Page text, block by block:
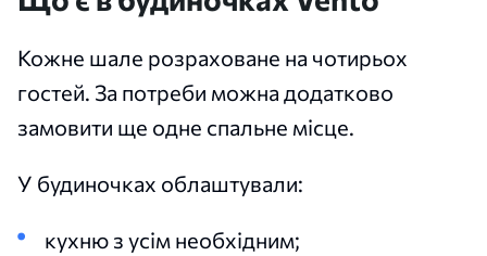
Кожне шале розраховане на чотирьох
гостей. За потреби можна додатково
замовити ще одне спальне місце.
У будиночках облаштували:
кухню з усім необхідним;